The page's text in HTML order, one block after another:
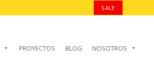
SALE
PROYECTOS BLOG NOSOTROS